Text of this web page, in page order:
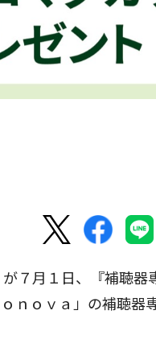
７月１日、『補聴器
ｎｏｖａ」の補聴器